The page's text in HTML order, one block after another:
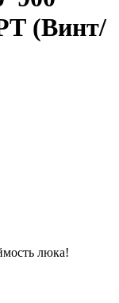
(Винт/
люка!